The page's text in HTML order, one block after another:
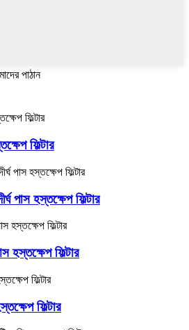
পাঠান
ফিল্টার
পাস হস্তক্ষেপ ফিল্টার
হস্তক্ষেপ ফিল্টার
ফিল্টার